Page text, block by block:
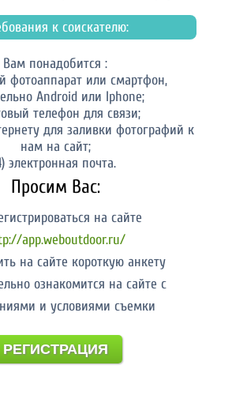
к соискателю:
Вам понадобится :
фотоаппарат или смартфон,
Android или Iphone;
телефон для связи;
для заливки фотографий к
нам на сайт;
электронная почта.
Просим Вас:
на сайте
app.weboutdoor.ru/
на сайте короткую анкету
ознакомится на сайте с
и условиями съемки
РЕГИСТРАЦИЯ